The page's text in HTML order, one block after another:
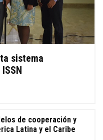
sistema
de cooperación y
Latina y el Caribe